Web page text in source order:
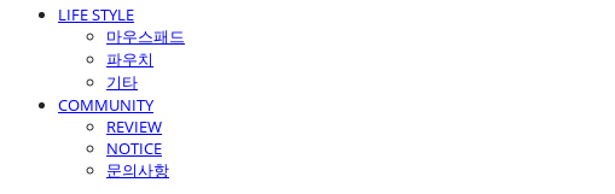
LIFE STYLE
마우스패드
파우치
기타
COMMUNITY
REVIEW
NOTICE
문의사항